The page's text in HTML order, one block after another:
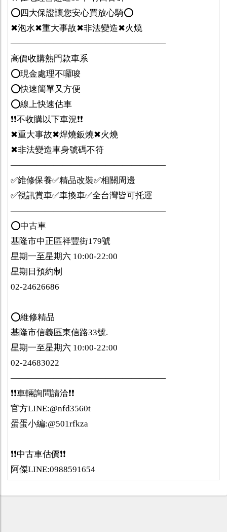
⭕️四大保證讓您安心買放心騎⭕️
✖泡水✖重大事故✖非法變造✖火燒
——————————————————
高價收購熱門款車系
⭕️現金處理不囉唆
⭕️快速簡單又方便
⭕️線上快速估車
❗️❗️不收購以下車況❗️❗️
✖重大事故✖焊燒鈑燒✖火燒
✖非法變造車身號碼不符
——————————————————
✅維修保養✅精品改裝✅相關周邊
✅視訊賞車✅車換車✅全台灣皆可托運
——————————————————
⭕️中古車
基隆市中正區祥豐街179號
星期一至星期六 10:00-22:00
星期日預約制
02-24626686
⭕️維修精品
基隆市信義區東信路33號.
星期一至星期六 10:00-22:00
02-24683022
——————————————————
❗️❗️車輛詢問請洽❗️❗️
官方LINE:@nfd3560t
蛋蛋小編:@501rfkza
❗️❗️中古車估價❗️❗️
阿傑LINE:0988591654